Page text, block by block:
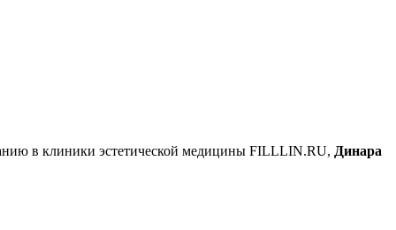
в клиники эстетической медицины FILLLIN.RU, Динара